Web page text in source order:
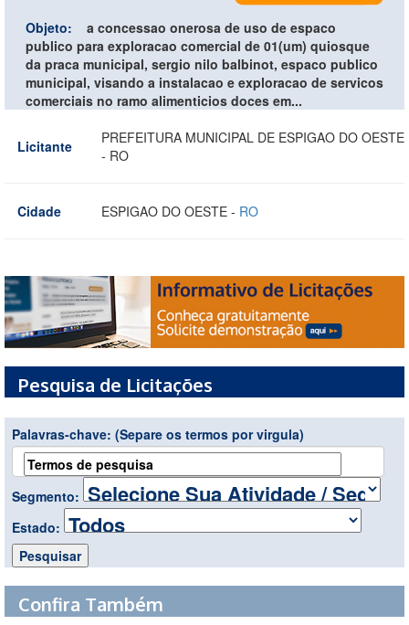
Objeto:
a concessao onerosa de uso de espaco
publico para exploracao comercial de 01(um) quiosque
da praca municipal, sergio nilo balbinot, espaco publico
municipal, visando a instalacao e exploracao de servicos
comerciais no ramo alimenticios doces em...
Licitante
PREFEITURA MUNICIPAL DE ESPIGAO DO OESTE
- RO
Cidade ESPIGAO DO OESTE - RO
Pesquisa de Licitações
Palavras-chave: (Separe os termos por virgula)
Segmento:
Estado:
Confira Também